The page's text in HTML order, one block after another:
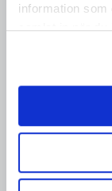
information som
samlat in när du
unga
och